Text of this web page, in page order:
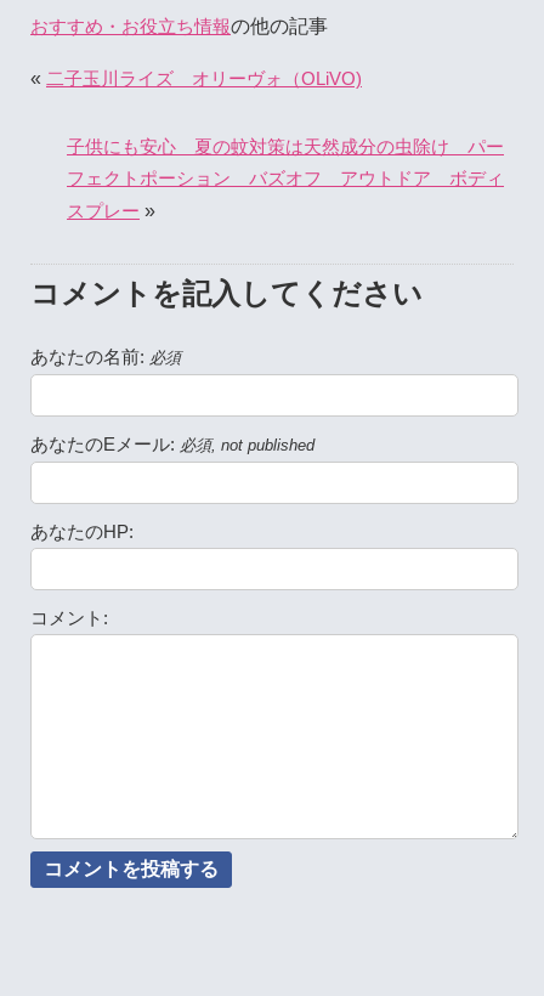
おすすめ・お役立ち情報の他の記事
« 二子玉川ライズ オリーヴォ（OLiVO)
子供にも安心 夏の蚊対策は天然成分の虫除け パー
フェクトポーション バズオフ アウトドア ボディ
スプレー »
コメントを記入してください
あなたの名前: 必須
あなたのEメール: 必須, not published
あなたのHP:
コメント: